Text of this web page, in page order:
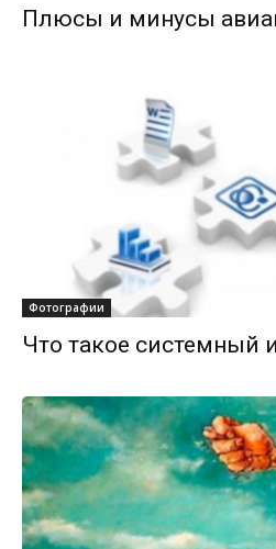
Плюсы и минусы
Фотографии
Что такое системный